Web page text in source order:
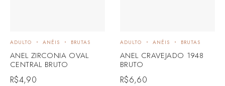
ADULTO ANÉIS BRUTAS
ANEL ZIRCONIA OVAL
CENTRAL BRUTO
R$4,90
ADULTO ANÉIS BRUTAS
ANEL CRAVEJADO 1948
BRUTO
R$6,60